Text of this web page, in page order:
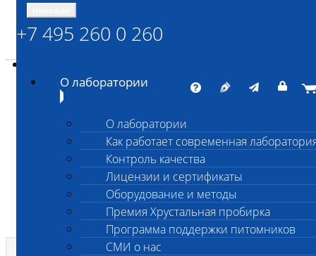
ШАНС БИО
Независимая ветеринарная лаборатория
+7 495 260 0 260
О лаборатории
О лаборатории
Как работает современная
Контроль качества
Лицензии и сертификаты
Оборудование и методы
Премия Хрустальная пробирка
Программа поддержки питомников
СМИ о нас